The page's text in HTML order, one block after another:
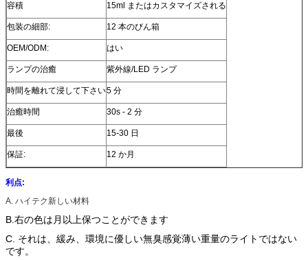
容積 15ml またはカスタマイズされる
包装の細部: 12 本のびん箱
OEM/ODM: はい
ランプの治癒 紫外線/LED ランプ
時間を離れて浸して下さい5 分
治癒時間 30s - 2 分
最後 15-30 日
保証: 12 か月
利点:
A. ハイテク新しい材料
B.右の色は月以上保つことができます
C. それは、緩み、環境に優しい無臭感覚薄い重量のライトではない
です。